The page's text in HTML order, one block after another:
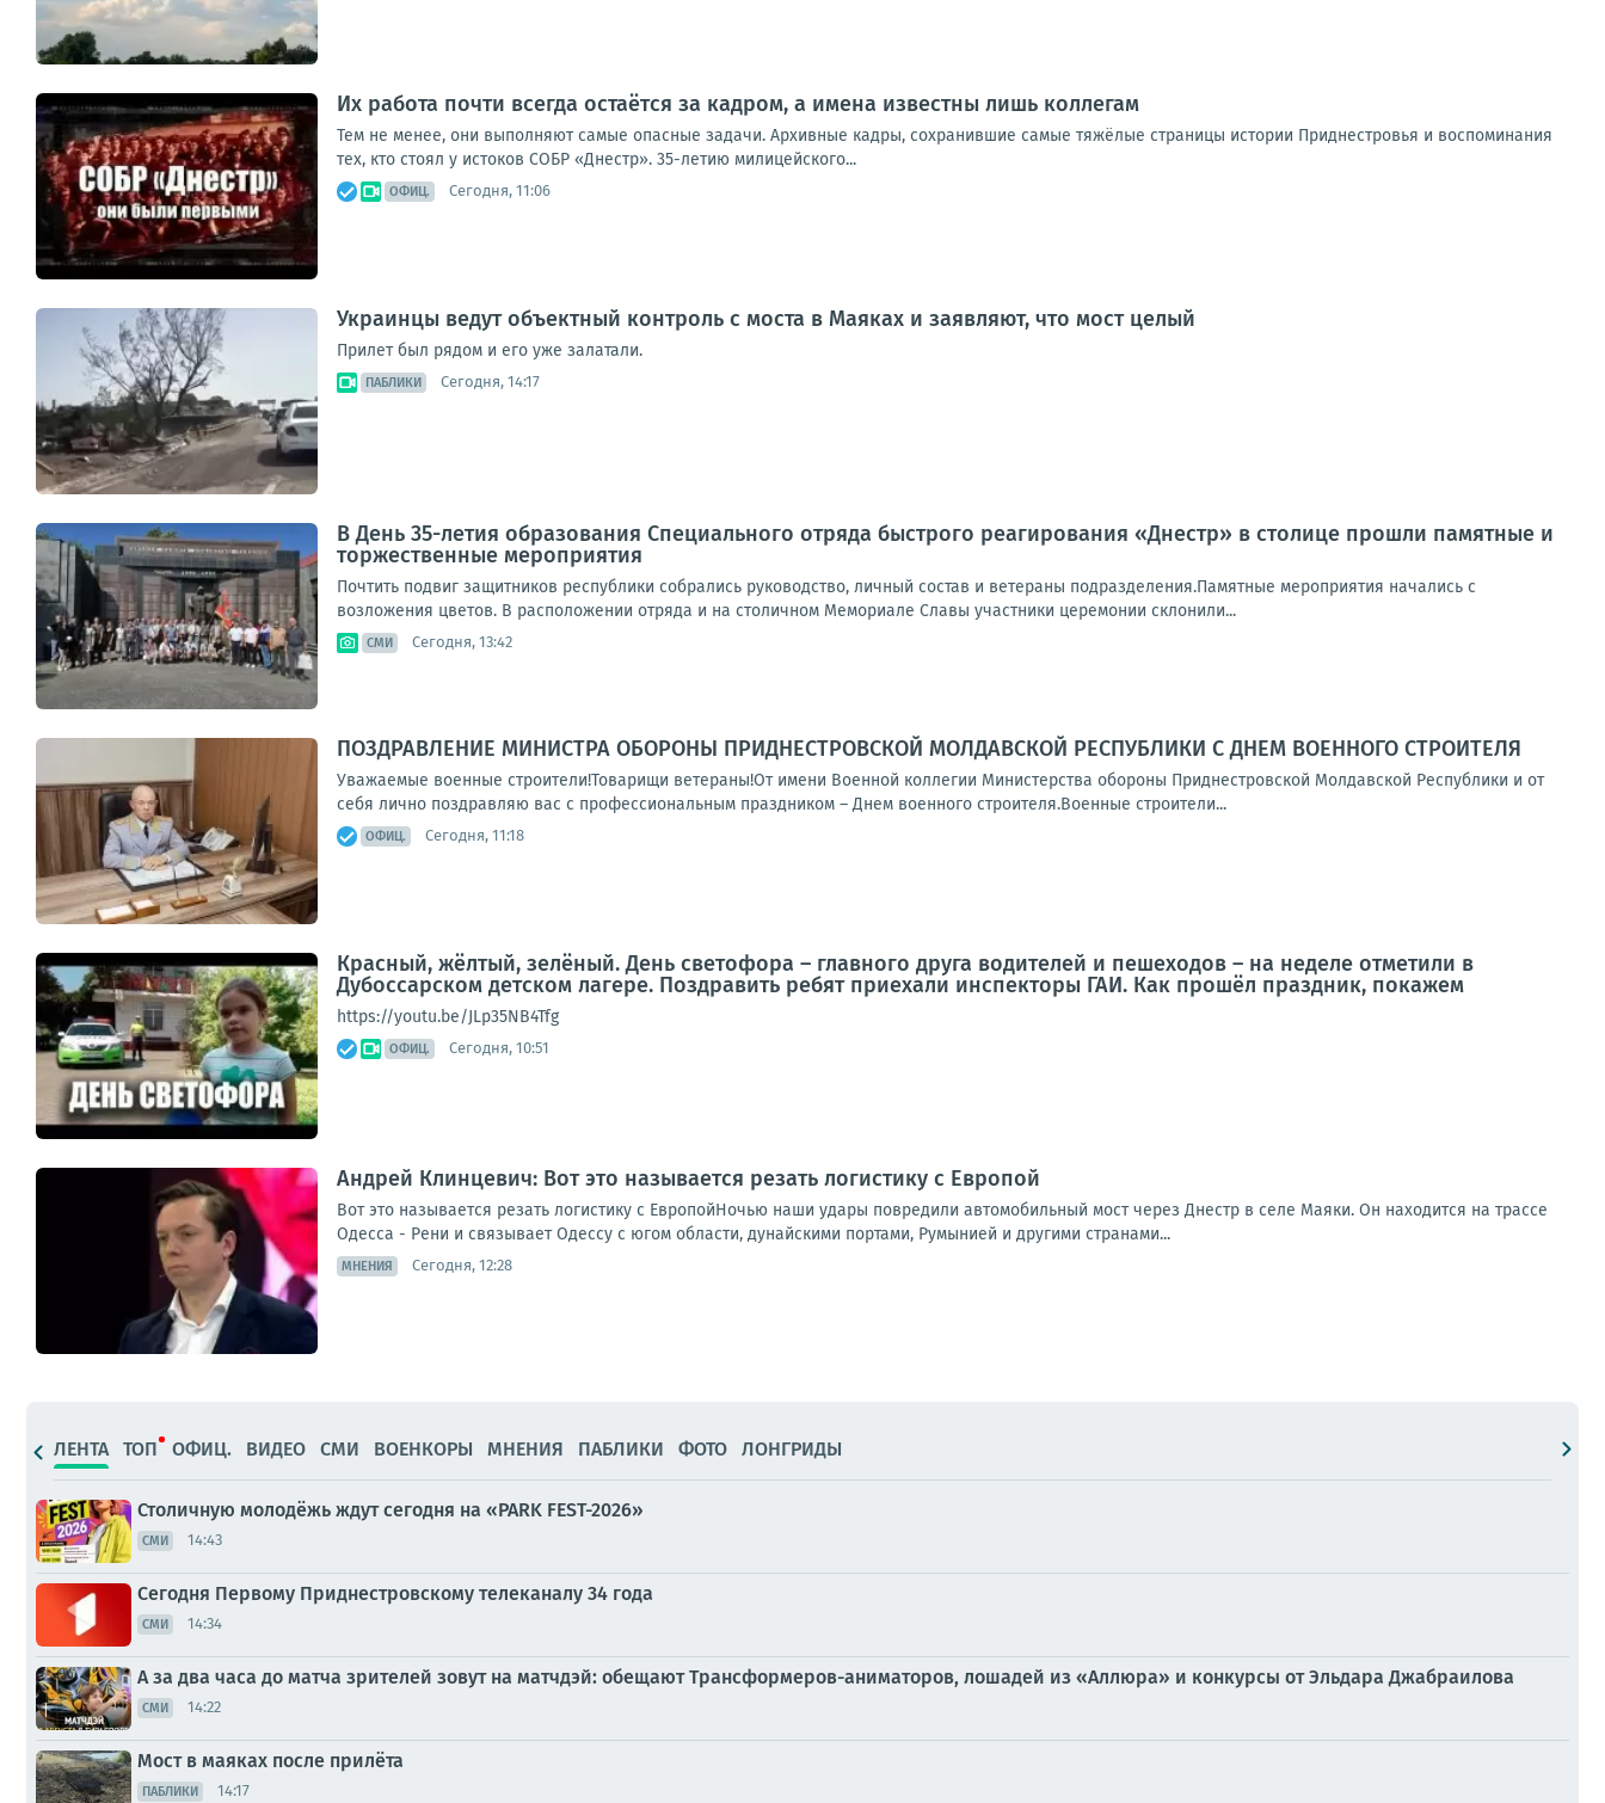
Их работа почти всегда остаётся за кадром, а имена известны лишь коллегам
Тем не менее, они выполняют самые опасные задачи. Архивные кадры, сохранившие самые тяжёлые страницы истории Приднестровья и воспоминания
тех, кто стоял у истоков СОБР «Днестр». 35-летию милицейского...
ОФИЦ. Сегодня, 11:06
Украинцы ведут объектный контроль с моста в Маяках и заявляют, что мост целый
Прилет был рядом и его уже залатали.
ПАБЛИКИ Сегодня, 14:17
В День 35-летия образования Специального отряда быстрого реагирования «Днестр» в столице прошли памятные и
торжественные мероприятия
Почтить подвиг защитников республики собрались руководство, личный состав и ветераны подразделения.Памятные мероприятия начались с
возложения цветов. В расположении отряда и на столичном Мемориале Славы участники церемонии склонили...
СМИ Сегодня, 13:42
ПОЗДРАВЛЕНИЕ МИНИСТРА ОБОРОНЫ ПРИДНЕСТРОВСКОЙ МОЛДАВСКОЙ РЕСПУБЛИКИ С ДНЕМ ВОЕННОГО СТРОИТЕЛЯ
Уважаемые военные строители!Товарищи ветераны!От имени Военной коллегии Министерства обороны Приднестровской Молдавской Республики и от
себя лично поздравляю вас с профессиональным праздником – Днем военного строителя.Военные строители...
ОФИЦ. Сегодня, 11:18
Красный, жёлтый, зелёный. День светофора – главного друга водителей и пешеходов – на неделе отметили в
Дубоссарском детском лагере. Поздравить ребят приехали инспекторы ГАИ. Как прошёл праздник, покажем
https://youtu.be/JLp35NB4Tfg
ОФИЦ. Сегодня, 10:51
Андрей Клинцевич: Вот это называется резать логистику с Европой
Вот это называется резать логистику с ЕвропойНочью наши удары повредили автомобильный мост через Днестр в селе Маяки. Он находится на трассе
Одесса - Рени и связывает Одессу с югом области, дунайскими портами, Румынией и другими странами...
МНЕНИЯ Сегодня, 12:28
ЛЕНТА ТОП ОФИЦ. ВИДЕО СМИ ВОЕНКОРЫ МНЕНИЯ ПАБЛИКИ ФОТО ЛОНГРИДЫ
Столичную молодёжь ждут сегодня на «PARK FEST-2026»
СМИ 14:43
Сегодня Первому Приднестровскому телеканалу 34 года
СМИ 14:34
А за два часа до матча зрителей зовут на матчдэй: обещают Трансформеров-аниматоров, лошадей из «Аллюра» и конкурсы от Эльдара Джабраилова
СМИ 14:22
Мост в маяках после прилёта
ПАБЛИКИ 14:17